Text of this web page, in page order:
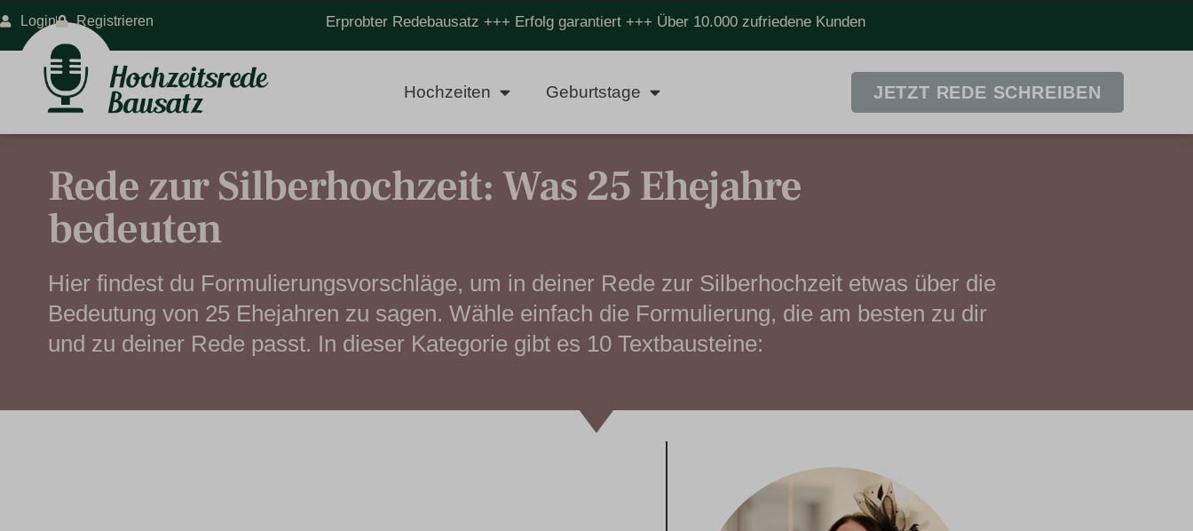
Erprobter Redebausatz +++ Erfolg garantiert +++ Über 10.000 zufriedene Kunden
Login Registrieren
Hochzeiten Geburtstage JETZT REDE SCHREIBEN
Rede zur Silberhochzeit: Was 25 Ehejahre
bedeuten
Hier findest du Formulierungsvorschläge, um in deiner Rede zur Silberhochzeit etwas über die
Bedeutung von 25 Ehejahren zu sagen. Wähle einfach die Formulierung, die am besten zu dir
und zu deiner Rede passt. In dieser Kategorie gibt es 10 Textbausteine: